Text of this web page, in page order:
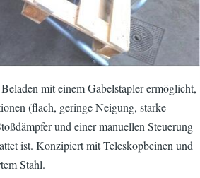
mit einem Gabelstapler ermöglicht,
(flach, geringe Neigung, starke
und einer manuellen Steuerung
ist. Konzipiert mit Teleskopbeinen und
Stahl.